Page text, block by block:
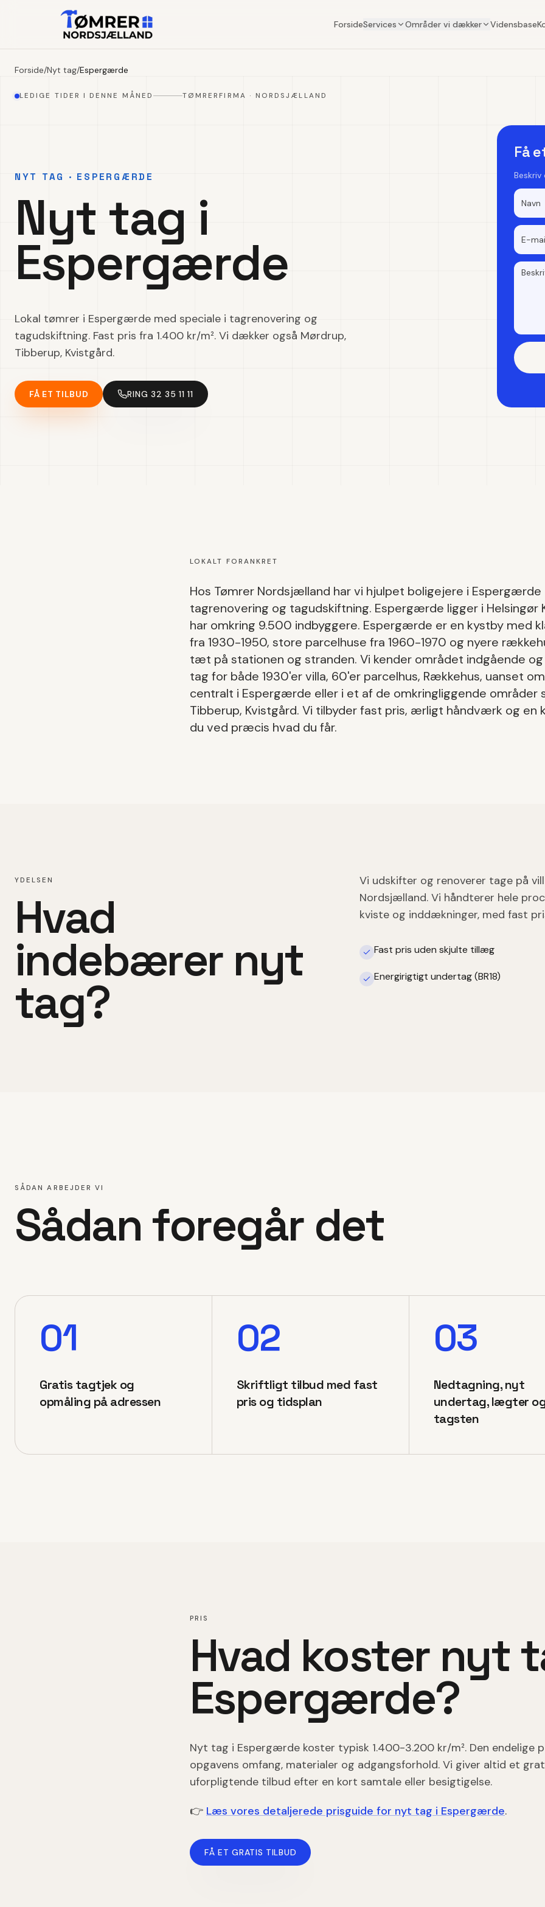
ForsideServices Områder vi dækker Vidensbase
Forside/Nyt tag/Espergærde
LEDIGE TIDER I DENNE MÅNED TØMRERFIRMA · NORDSJÆLLAND
NYT TAG · ESPERGÆRDE
Nyt tag i
Espergærde
Lokal tømrer i Espergærde med speciale i tagrenovering og
tagudskiftning. Fast pris fra 1.400 kr/m². Vi dækker også Mørdrup,
Tibberup, Kvistgård.
FÅ ET TILBUD RING 32 35 11 11
Få
LOKALT FORANKRET
Hos Tømrer Nordsjælland har vi hjulpet boligejere i Espergærde
tagrenovering og tagudskiftning. Espergærde ligger i Helsingør
har omkring 9.500 indbyggere. Espergærde er en kystby med
fra 1930-1950, store parcelhuse fra 1960-1970 og nyere
tæt på stationen og stranden. Vi kender området indgående
tag for både 1930'er villa, 60'er parcelhus, Rækkehus, uanset
centralt i Espergærde eller i et af de omkringliggende områder
Tibberup, Kvistgård. Vi tilbyder fast pris, ærligt håndværk og en
du ved præcis hvad du får.
YDELSEN
Hvad
indebærer nyt
tag?
Vi udskifter og renoverer tage på
Nordsjælland. Vi håndterer hele
kviste og inddækninger, med fast
Fast pris uden skjulte tillæg
Energirigtigt undertag (BR18)
SÅDAN ARBEJDER VI
Sådan foregår det
01
Gratis tagtjek og
opmåling på adressen
02
Skriftligt tilbud med fast
pris og tidsplan
03
Nedtagning, nyt
undertag, lægter
tagsten
PRIS
Hvad koster nyt
Espergærde?
Nyt tag i Espergærde koster typisk 1.400-3.200 kr/m². Den endelige
opgavens omfang, materialer og adgangsforhold. Vi giver altid et
uforpligtende tilbud efter en kort samtale eller besigtigelse.
👉 Læs vores detaljerede prisguide for nyt tag i Espergærde.
FÅ ET GRATIS TILBUD